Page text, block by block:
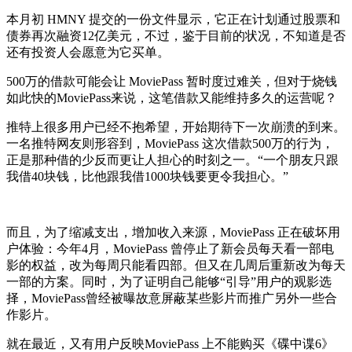
本月初 HMNY 提交的一份文件显示，它正在计划通过股票和
债券再次融资12亿美元，不过，鉴于目前的状况，不知道是否
还有投资人会愿意为它买单。
500万的借款可能会让 MoviePass 暂时度过难关，但对于烧钱
如此快的MoviePass来说，这笔借款又能维持多久的运营呢？
推特上很多用户已经不抱希望，开始期待下一次崩溃的到来。
一名推特网友则形容到，MoviePass 这次借款500万的行为，
正是那种借的少反而更让人担心的时刻之一。“一个朋友只跟
我借40块钱，比他跟我借1000块钱要更令我担心。”
而且，为了缩减支出，增加收入来源，MoviePass 正在破坏用
户体验：今年4月，MoviePass 曾停止了新会员每天看一部电
影的权益，改为每周只能看四部。但又在几周后重新改为每天
一部的方案。同时，为了证明自己能够“引导”用户的观影选
择，MoviePass曾经被曝故意屏蔽某些影片而推广另外一些合
作影片。
就在最近，又有用户反映MoviePass 上不能购买《碟中谍6》